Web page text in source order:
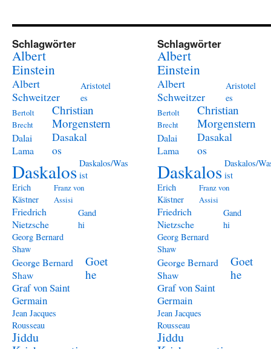
Schlagwörter
Albert
Einstein
Albert
Schweitzer
Aristotel
es
Bertolt
Brecht
Christian
Morgenstern
Dalai
Lama
Dasakal
os
Daskalos Daskalos/Was
ist
Erich
Kästner
Franz von
Assisi
Friedrich
Nietzsche
Gand
hi
Georg Bernard
Shaw
George Bernard
Shaw
Goet
he
Graf von Saint
Germain
Jean Jacques
Rousseau
Jiddu
Schlagwörter
Albert
Einstein
Albert
Schweitzer
Aristotel
es
Bertolt
Brecht
Christian
Morgenstern
Dalai
Lama
Dasakal
os
Daskalos Daskalos/
ist
Erich
Kästner
Franz von
Assisi
Friedrich
Nietzsche
Gand
hi
Georg Bernard
Shaw
George Bernard
Shaw
Goet
he
Graf von Saint
Germain
Jean Jacques
Rousseau
Jiddu